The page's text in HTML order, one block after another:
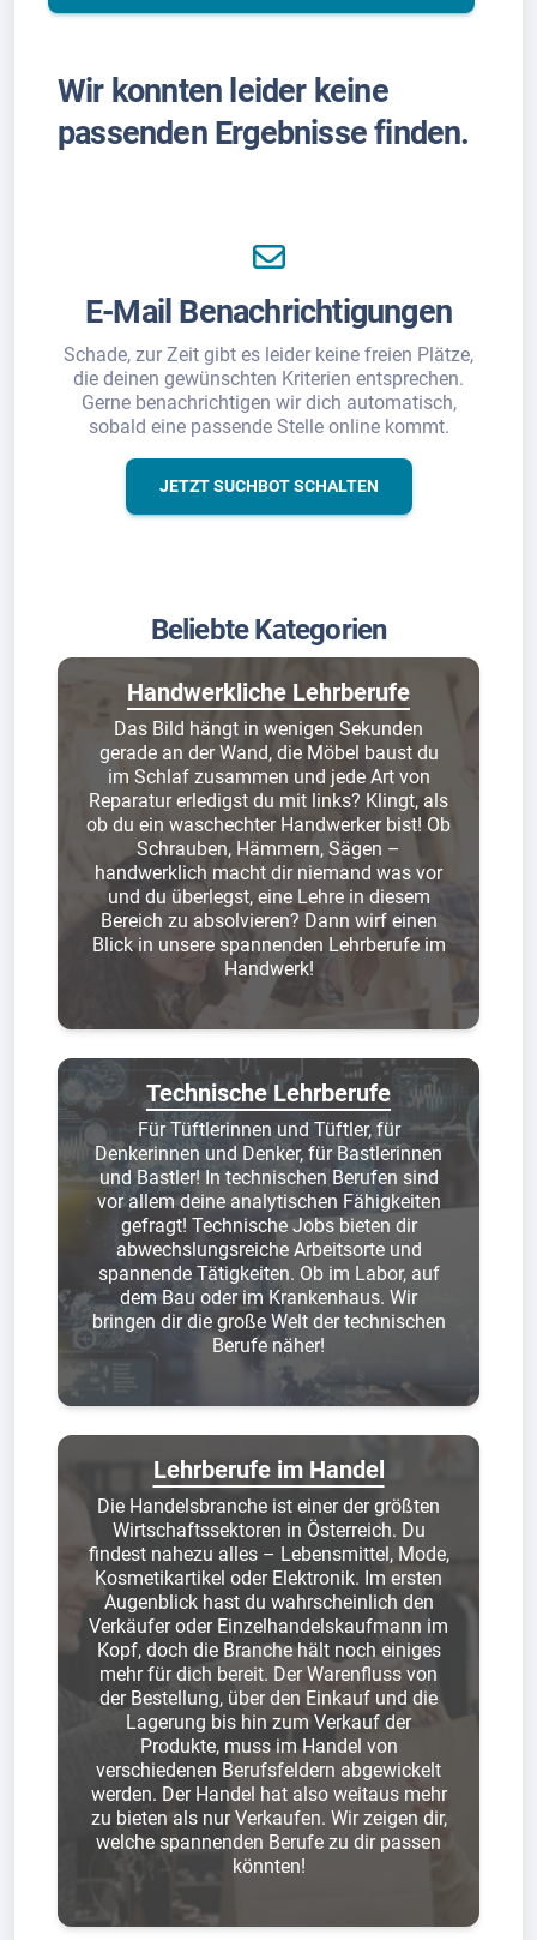
Wir konnten leider keine
passenden Ergebnisse finden.
E-Mail Benachrichtigungen
Schade, zur Zeit gibt es leider keine freien Plätze,
die deinen gewünschten Kriterien entsprechen.
Gerne benachrichtigen wir dich automatisch,
sobald eine passende Stelle online kommt.
JETZT SUCHBOT SCHALTEN
Beliebte Kategorien
Handwerkliche Lehrberufe
Das Bild hängt in wenigen Sekunden
gerade an der Wand, die Möbel baust du
im Schlaf zusammen und jede Art von
Reparatur erledigst du mit links? Klingt, als
ob du ein waschechter Handwerker bist! Ob
Schrauben, Hämmern, Sägen –
handwerklich macht dir niemand was vor
und du überlegst, eine Lehre in diesem
Bereich zu absolvieren? Dann wirf einen
Blick in unsere spannenden Lehrberufe im
Handwerk!
Technische Lehrberufe
Für Tüftlerinnen und Tüftler, für
Denkerinnen und Denker, für Bastlerinnen
und Bastler! In technischen Berufen sind
vor allem deine analytischen Fähigkeiten
gefragt! Technische Jobs bieten dir
abwechslungsreiche Arbeitsorte und
spannende Tätigkeiten. Ob im Labor, auf
dem Bau oder im Krankenhaus. Wir
bringen dir die große Welt der technischen
Berufe näher!
Lehrberufe im Handel
Die Handelsbranche ist einer der größten
Wirtschaftssektoren in Österreich. Du
findest nahezu alles – Lebensmittel, Mode,
Kosmetikartikel oder Elektronik. Im ersten
Augenblick hast du wahrscheinlich den
Verkäufer oder Einzelhandelskaufmann im
Kopf, doch die Branche hält noch einiges
mehr für dich bereit. Der Warenfluss von
der Bestellung, über den Einkauf und die
Lagerung bis hin zum Verkauf der
Produkte, muss im Handel von
verschiedenen Berufsfeldern abgewickelt
werden. Der Handel hat also weitaus mehr
zu bieten als nur Verkaufen. Wir zeigen dir,
welche spannenden Berufe zu dir passen
könnten!